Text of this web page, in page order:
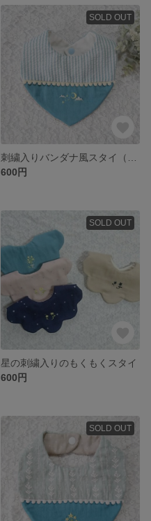
SOLD OUT
600円
SOLD OUT
星の刺繍入りのもくもくスタイ
600円
SOLD OUT